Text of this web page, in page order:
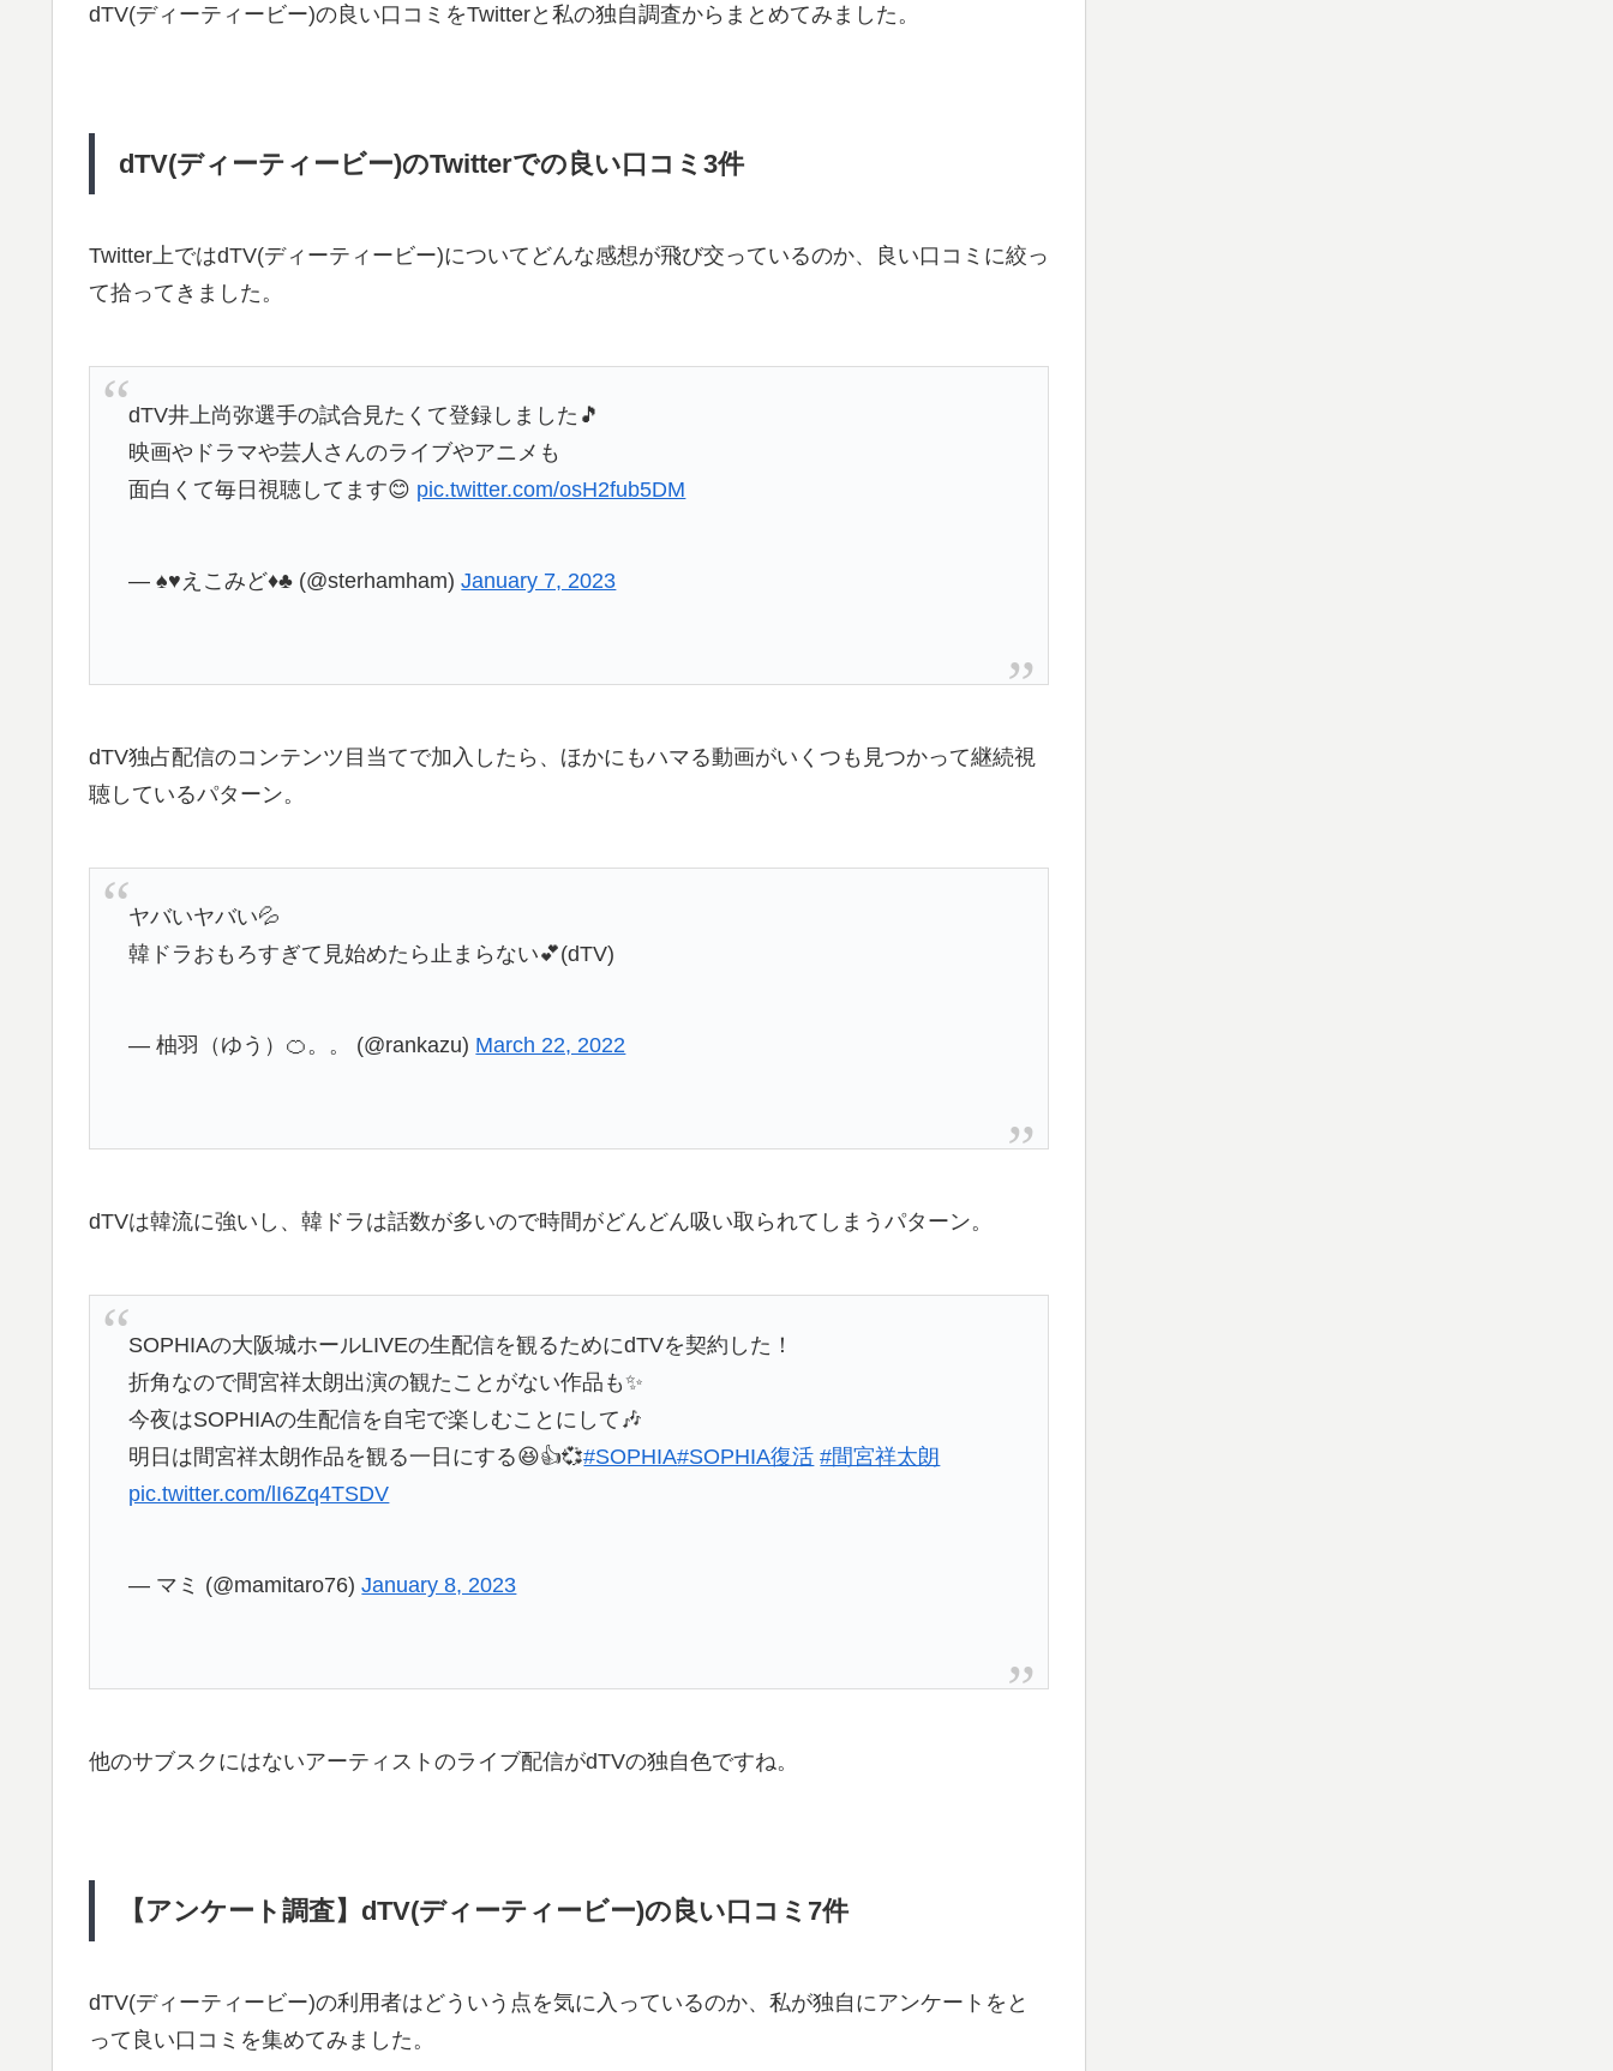
dTV(ディーティービー)の良い口コミをTwitterと私の独自調査からまとめてみました。
dTV(ディーティービー)のTwitterでの良い口コミ3件
Twitter上ではdTV(ディーティービー)についてどんな感想が飛び交っているのか、良い口コミに絞っ
て拾ってきました。
dTV井上尚弥選手の試合見たくて登録しました🎵
映画やドラマや芸人さんのライブやアニメも
面白くて毎日視聴してます😊 pic.twitter.com/osH2fub5DM
— ♠♥えこみど♦♣ (@sterhamham)January 7, 2023
dTV独占配信のコンテンツ目当てで加入したら、ほかにもハマる動画がいくつも見つかって継続視
聴しているパターン。
ヤバいヤバい💦
韓ドラおもろすぎて見始めたら止まらない💕(dTV)
— 柚羽（ゆう）🍊。。 (@rankazu) March 22, 2022
dTVは韓流に強いし、韓ドラは話数が多いので時間がどんどん吸い取られてしまうパターン。
SOPHIAの大阪城ホールLIVEの生配信を観るためにdTVを契約した！
折角なので間宮祥太朗出演の観たことがない作品も✨
今夜はSOPHIAの生配信を自宅で楽しむことにして🎶
明日は間宮祥太朗作品を観る一日にする😆👍💞#SOPHIA#SOPHIA復活 #間宮祥太朗
pic.twitter.com/lI6Zq4TSDV
— マミ (@mamitaro76)January 8, 2023
他のサブスクにはないアーティストのライブ配信がdTVの独自色ですね。
【アンケート調査】dTV(ディーティービー)の良い口コミ7件
dTV(ディーティービー)の利用者はどういう点を気に入っているのか、私が独自にアンケートをと
って良い口コミを集めてみました。